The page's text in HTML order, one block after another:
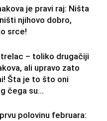
je pravi raj: Ništa
njihovo dobro,
srce!
– toliko drugačiji
ali upravo zato
Šta je to što oni
čega su...
polovinu februara: